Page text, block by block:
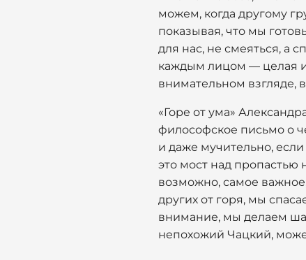
можем, когда другому
показывая, что мы
для нас, не смеяться, а
каждым лицом — целая
внимательном взгляде,
«Горе от ума»
философское письмо о
и даже мучительно,
это мост над пропастью
возможно, самое
других от горя, мы
внимание, мы делаем
непохожий Чацкий,